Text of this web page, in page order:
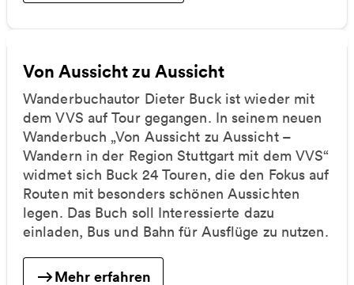
Von Aussicht zu Aussicht
Wanderbuchautor Dieter Buck ist wieder mit
dem VVS auf Tour gegangen. In seinem neuen
Wanderbuch „Von Aussicht zu Aussicht –
Wandern in der Region Stuttgart mit dem VVS“
widmet sich Buck 24 Touren, die den Fokus auf
Routen mit besonders schönen Aussichten
legen. Das Buch soll Interessierte dazu
einladen, Bus und Bahn für Ausflüge zu nutzen.
Mehr erfahren